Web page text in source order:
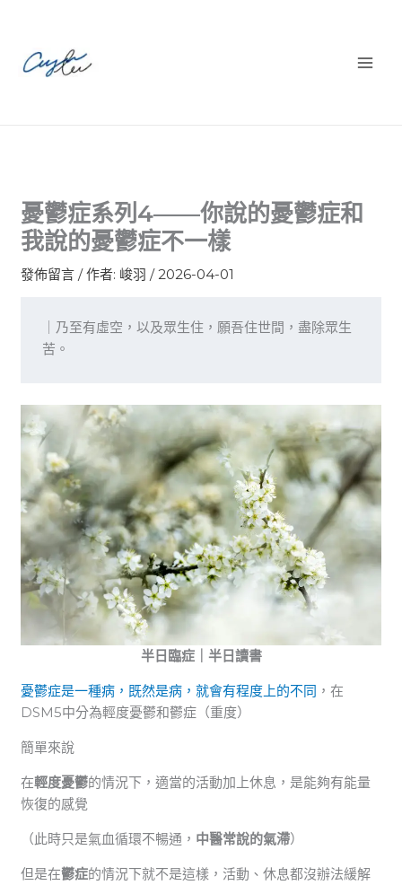
憂鬱症系列4——你說的憂鬱症和
我說的憂鬱症不一樣
發佈留言 / 作者: 峻羽/2026-04-01
｜乃至有虛空，以及眾生住，願吾住世間，盡除眾生
苦。
半日臨症｜半日讀書
憂鬱症是一種病，既然是病，就會有程度上的不同 ，在
DSM5中分為輕度憂鬱和鬱症（重度）
簡單來說
在輕度憂鬱的情況下，適當的活動加上休息，是能夠有能量
恢復的感覺
（此時只是氣血循環不暢通， 中醫常說的氣滯）
但是在鬱症的情況下就不是這樣，活動、休息都沒辦法緩解